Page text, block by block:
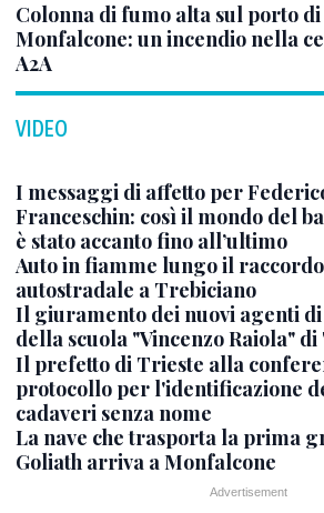
Colonna di fumo alta sul porto di
Monfalcone: un incendio nella
A2A
VIDEO
I messaggi di affetto per
Franceschin: così il mondo del
è stato accanto fino all’ultimo
Auto in fiamme lungo il raccordo
autostradale a Trebiciano
Il giuramento dei nuovi agenti
della scuola "Vincenzo Raiola"
Il prefetto di Trieste alla
protocollo per l'identificazione
cadaveri senza nome
La nave che trasporta la prima
Goliath arriva a Monfalcone